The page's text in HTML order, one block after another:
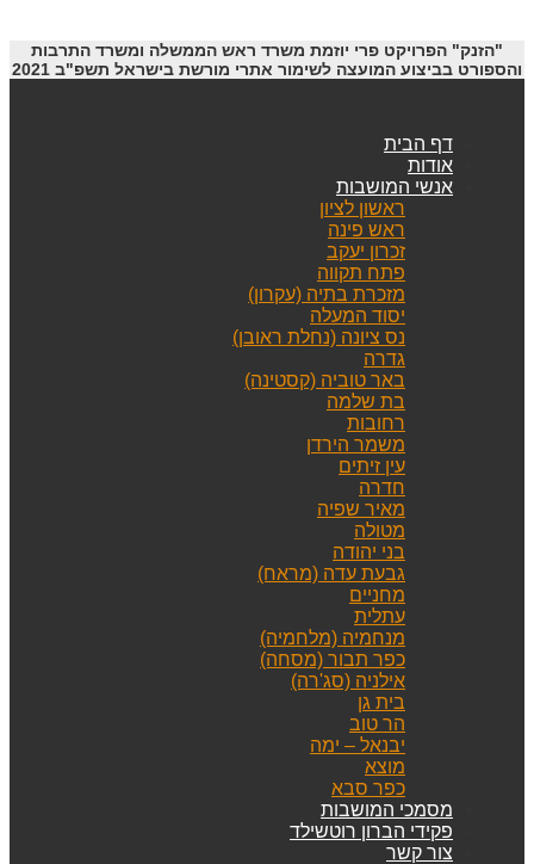
"הזנק" הפרויקט פרי יוזמת משרד ראש הממשלה ומשרד התרבות
והספורט בביצוע המועצה לשימור אתרי מורשת בישראל תשפ"ב 2021
דף הבית
אודות
אנשי המושבות
ראשון לציון
ראש פינה
זכרון יעקב
פתח תקווה
מזכרת בתיה (עקרון)
יסוד המעלה
נס ציונה (נחלת ראובן)
גדרה
באר טוביה (קסטינה)
בת שלמה
רחובות
משמר הירדן
עין זיתים
חדרה
מאיר שפיה
מטולה
בני יהודה
גבעת עדה (מראח)
מחניים
עתלית
מנחמיה (מלחמיה)
כפר תבור (מסחה)
אילניה (סג'רה)
בית גן
הר טוב
יבנאל – ימה
מוצא
כפר סבא
מסמכי המושבות
פקידי הברון רוטשילד
צור קשר